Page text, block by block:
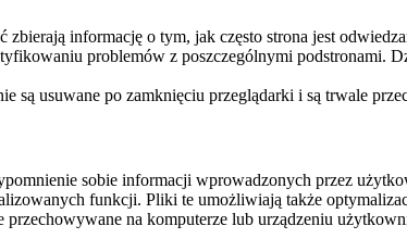
informację o tym, jak często strona jest
problemów z poszczególnymi podstronami.
są usuwane po zamknięciu przeglądarki i są trwale
sobie informacji wprowadzonych przez
funkcji. Pliki te umożliwiają także
na komputerze lub urządzeniu